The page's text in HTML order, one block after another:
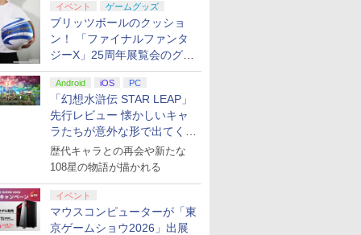
イベント ゲームグッズ
ブリッツボールのクッショ
ン！ 「ファイナルファンタ
ジーX」25周年展覧会のグッ
ズ情報が公開
Android iOS PC
「幻想水滸伝 STAR LEAP」
先行レビュー 懐かしいキャ
ラたちが意外な形で出てくる
シリーズ完全新作！
歴代キャラとの再会や新たな
108星の物語が描かれる
イベント
マウスコンピューターが「東
京ゲームショウ2026」出展